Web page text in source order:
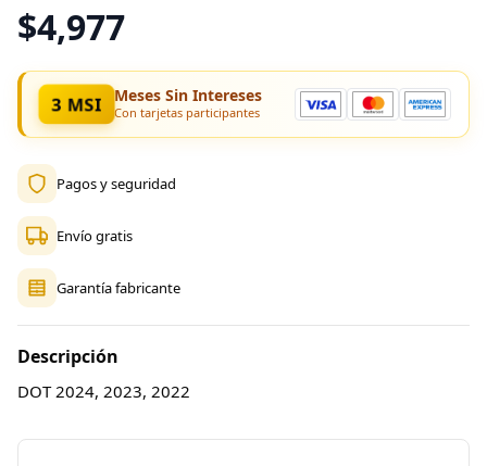
$4,977
3 MSI Meses Sin Intereses
Con tarjetas participantes
Pagos y seguridad
Envío gratis
Garantía fabricante
Descripción
DOT 2024, 2023, 2022